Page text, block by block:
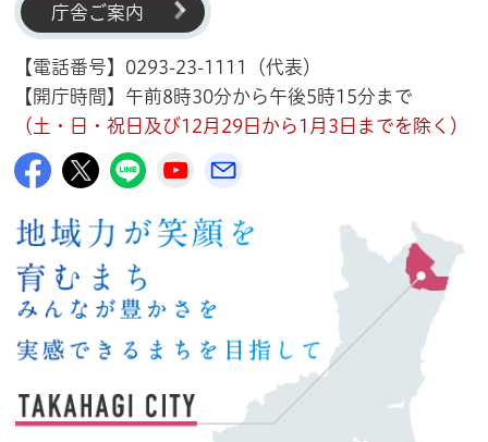
庁舎ご案内
【電話番号】0293-23-1111（代表）
【開庁時間】午前8時30分から午後5時15分まで
（土・日・祝日及び12月29日から1月3日までを除く）
高萩市公式Facebook
高萩市公式X
高萩市公式LINE
高萩市YouTube公式チャンネル